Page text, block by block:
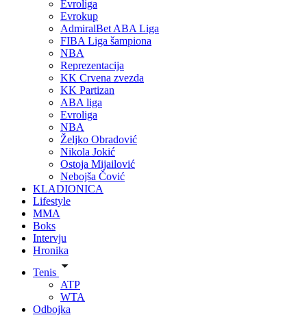
Evroliga
Evrokup
AdmiralBet ABA Liga
FIBA Liga šampiona
NBA
Reprezentacija
KK Crvena zvezda
KK Partizan
ABA liga
Evroliga
NBA
Željko Obradović
Nikola Jokić
Ostoja Mijailović
Nebojša Čović
KLADIONICA
Lifestyle
MMA
Boks
Intervju
Hronika
Tenis
ATP
WTA
Odbojka